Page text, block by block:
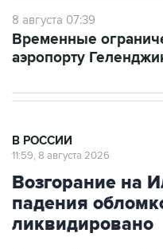
8 августа 07:39
Временные
аэропорту
В РОССИИ
11:59, 8 августа 2026
Возгорание на
падения
ликвидировано